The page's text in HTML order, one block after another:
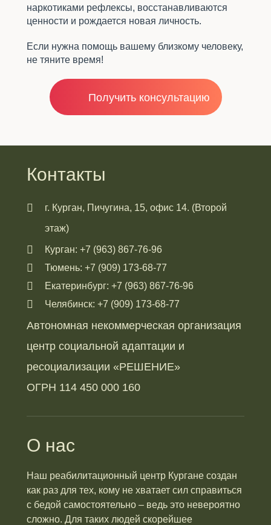
наркотиками рефлексы, восстанавливаются
ценности и рождается новая личность.
Если нужна помощь вашему близкому человеку,
не тяните время!
Получить консультацию
Контакты
г. Курган, Пичугина, 15, офис 14. (Второй
этаж)
Курган: +7 (963) 867-76-96
Тюмень: +7 (909) 173-68-77
Екатеринбург: +7 (963) 867-76-96
Челябинск: +7 (909) 173-68-77
Автономная некоммерческая организация
центр социальной адаптации и
ресоциализации «РЕШЕНИЕ»
ОГРН 114 450 000 160
О нас
Наш реабилитационный центр Кургане создан
как раз для тех, кому не хватает сил справиться
с бедой самостоятельно – ведь это невероятно
сложно. Для таких людей скорейшее